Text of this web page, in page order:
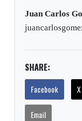
Juan Carlos
SHARE:
Facebook X
Email